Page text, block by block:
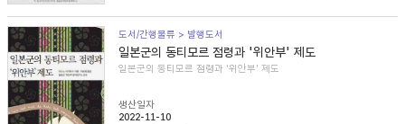
도서/간행물류 > 발행도서
일본군의 동티모르 점령과 '위안부' 제도
일본군의 동티모르 점령과 '위안부' 제도
생산일자
2022-11-10